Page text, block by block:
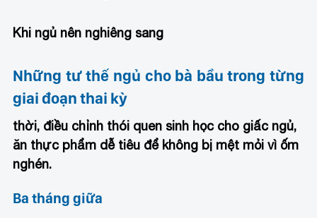
Khi ngủ nên nghiêng sang
Những tư thế ngủ cho bà bầu trong từng
giai đoạn thai kỳ
thời, điều chỉnh thói quen sinh học cho giấc ngủ,
ăn thực phẩm dễ tiêu để không bị mệt mỏi vì ốm
nghén.
Ba tháng giữa